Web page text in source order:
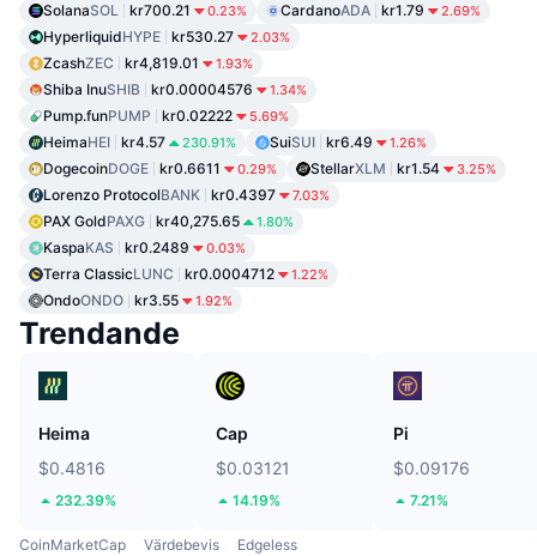
SolanaSOL kr700.21 0.23% CardanoADA kr1.79 2.69%
HyperliquidHYPE kr530.27 2.03%
ZcashZEC kr4,819.01 1.93%
Shiba InuSHIB kr0.00004576 1.34%
Pump.funPUMP kr0.02222 5.69%
HeimaHEI kr4.57 230.91% SuiSUI kr6.49 1.26%
DogecoinDOGE kr0.6611 0.29% StellarXLM kr1.54 3.25%
Lorenzo ProtocolBANK kr0.4397 7.03%
PAX GoldPAXG kr40,275.65 1.80%
KaspaKAS kr0.2489 0.03%
Terra ClassicLUNC kr0.0004712 1.22%
OndoONDO kr3.55 1.92%
Trendande
Heima
$0.4816
232.39%
Cap
$0.03121
14.19%
Pi
$0.09176
7.21%
CoinMarketCap Värdebevis Edgeless